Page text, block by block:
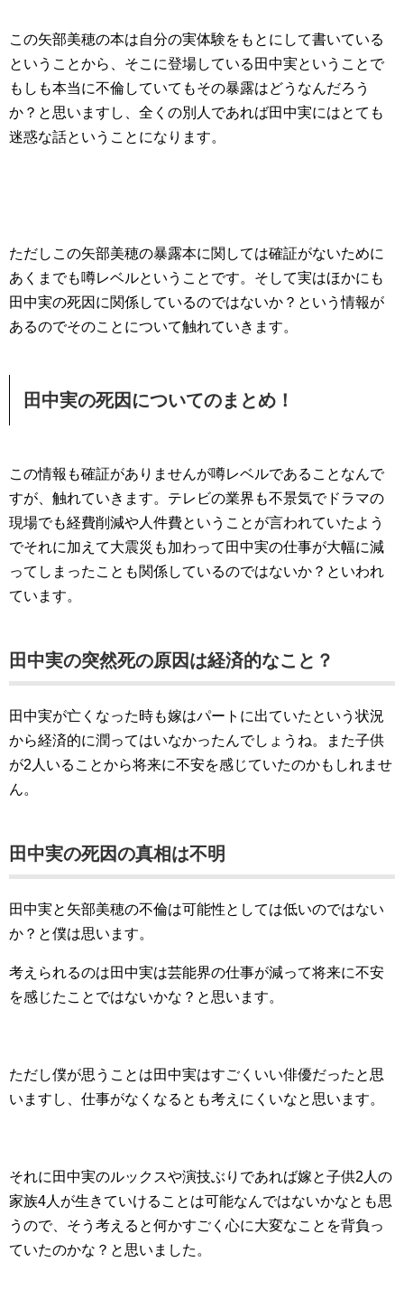
この矢部美穂の本は自分の実体験をもとにして書いている
ということから、そこに登場している田中実ということで
もしも本当に不倫していてもその暴露はどうなんだろう
か？と思いますし、全くの別人であれば田中実にはとても
迷惑な話ということになります。
ただしこの矢部美穂の暴露本に関しては確証がないために
あくまでも噂レベルということです。そして実はほかにも
田中実の死因に関係しているのではないか？という情報が
あるのでそのことについて触れていきます。
田中実の死因についてのまとめ！
この情報も確証がありませんが噂レベルであることなんで
すが、触れていきます。テレビの業界も不景気でドラマの
現場でも経費削減や人件費ということが言われていたよう
でそれに加えて大震災も加わって田中実の仕事が大幅に減
ってしまったことも関係しているのではないか？といわれ
ています。
田中実の突然死の原因は経済的なこと？
田中実が亡くなった時も嫁はパートに出ていたという状況
から経済的に潤ってはいなかったんでしょうね。また子供
が2人いることから将来に不安を感じていたのかもしれませ
ん。
田中実の死因の真相は不明
田中実と矢部美穂の不倫は可能性としては低いのではない
か？と僕は思います。
考えられるのは田中実は芸能界の仕事が減って将来に不安
を感じたことではないかな？と思います。
ただし僕が思うことは田中実はすごくいい俳優だったと思
いますし、仕事がなくなるとも考えにくいなと思います。
それに田中実のルックスや演技ぶりであれば嫁と子供2人の
家族4人が生きていけることは可能なんではないかなとも思
うので、そう考えると何かすごく心に大変なことを背負っ
ていたのかな？と思いました。